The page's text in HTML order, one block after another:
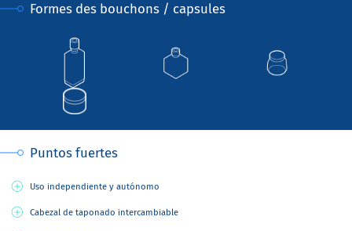
Formes des bouchons / capsules
Puntos fuertes
Uso independiente y autónomo
Cabezal de taponado intercambiable